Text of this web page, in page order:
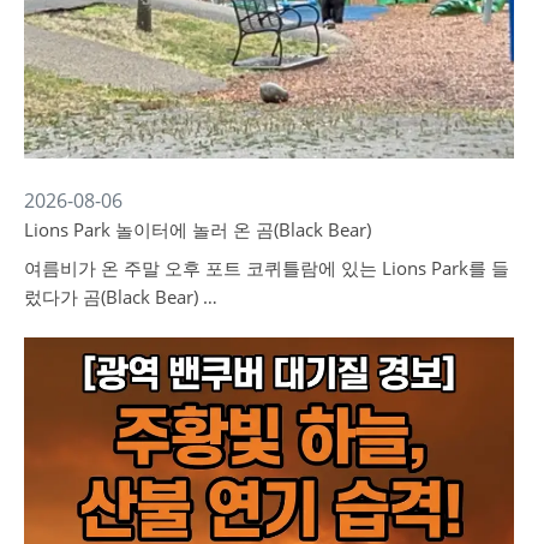
2026-08-06
Lions Park 놀이터에 놀러 온 곰(Black Bear)
여름비가 온 주말 오후 포트 코퀴틀람에 있는 Lions Park를 들
렀다가 곰(Black Bear) …